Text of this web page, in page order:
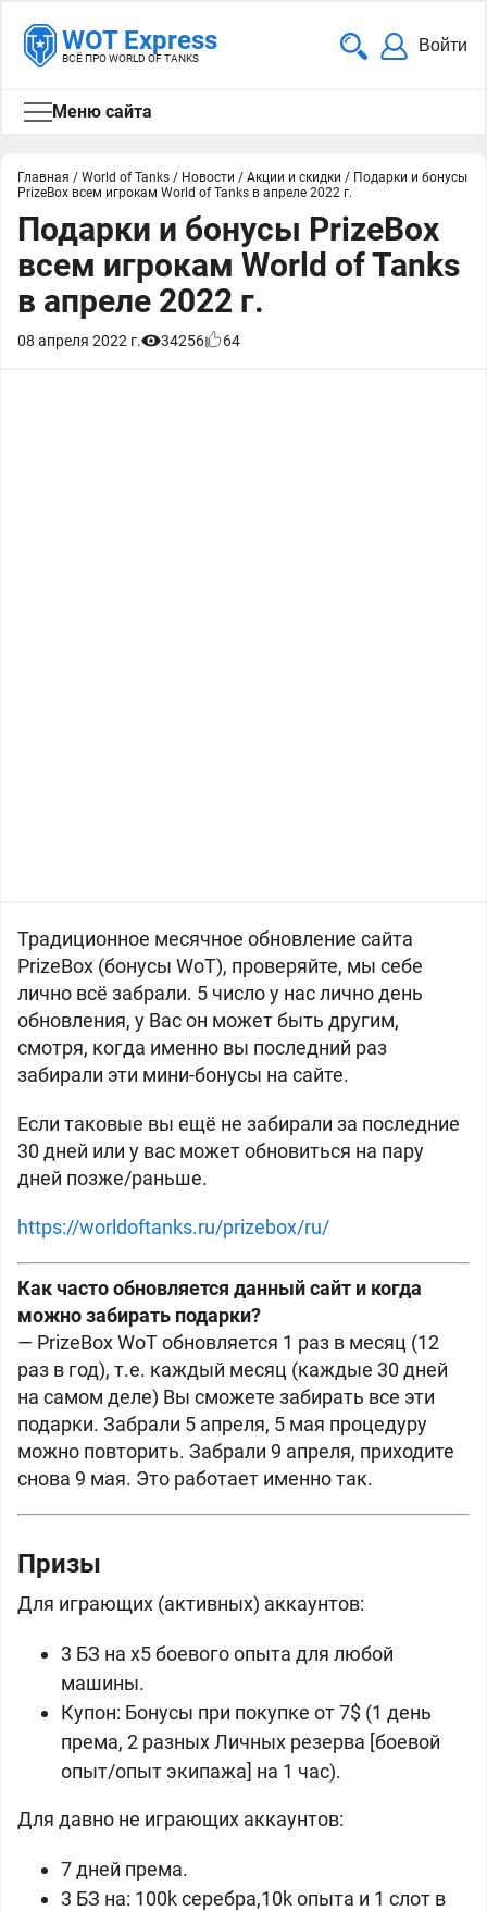
WOT Express
ВСЁ ПРО WORLD OF TANKS
Войти
Меню сайта
Главная / World of Tanks / Новости / Акции и скидки / Подарки и бонусы
PrizeBox всем игрокам World of Tanks в апреле 2022 г.
Подарки и бонусы PrizeBox
всем игрокам World of Tanks
в апреле 2022 г.
08 апреля 2022 г. 34256 64
Традиционное месячное обновление сайта
PrizeBox (бонусы WoT), проверяйте, мы себе
лично всё забрали. 5 число у нас лично день
обновления, у Вас он может быть другим,
смотря, когда именно вы последний раз
забирали эти мини-бонусы на сайте.
Если таковые вы ещё не забирали за последние
30 дней или у вас может обновиться на пару
дней позже/раньше.
https://worldoftanks.ru/prizebox/ru/
Как часто обновляется данный сайт и когда
можно забирать подарки?
— PrizeBox WoT обновляется 1 раз в месяц (12
раз в год), т.е. каждый месяц (каждые 30 дней
на самом деле) Вы сможете забирать все эти
подарки. Забрали 5 апреля, 5 мая процедуру
можно повторить. Забрали 9 апреля, приходите
снова 9 мая. Это работает именно так.
Призы
Для играющих (активных) аккаунтов:
3 БЗ на x5 боевого опыта для любой
машины.
Купон: Бонусы при покупке от 7$ (1 день
према, 2 разных Личных резерва [боевой
опыт/опыт экипажа] на 1 час).
Для давно не играющих аккаунтов:
7 дней према.
3 БЗ на: 100k серебра,10k опыта и 1 слот в